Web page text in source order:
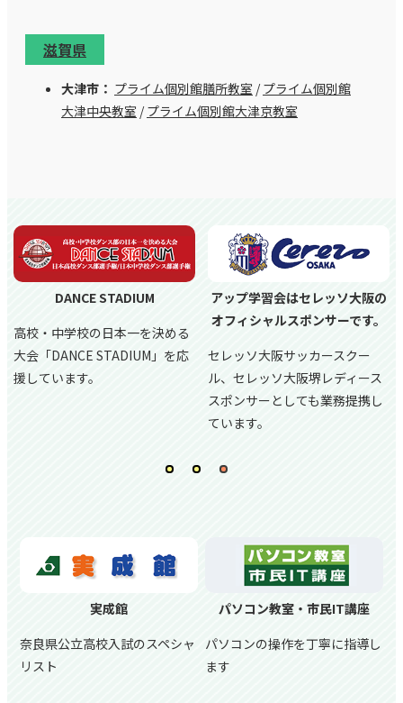
滋賀県
大津市： プライム個別館膳所教室 /プライム個別館
大津中央教室 /プライム個別館大津京教室
DANCE STADIUM
高校・中学校の日本一を決める
大会「DANCE STADIUM」を応
援しています。
アップ学習会はセレッソ大阪の
オフィシャルスポンサーです。
セレッソ大阪サッカースクー
ル、 セレッソ大阪堺レディース
スポンサーとしても業務提携し
ています。
実成館
奈良県公立高校入試のスペシャ
リスト
パソコン教室・市民IT講座
パソコンの操作を丁寧に指導し
ます